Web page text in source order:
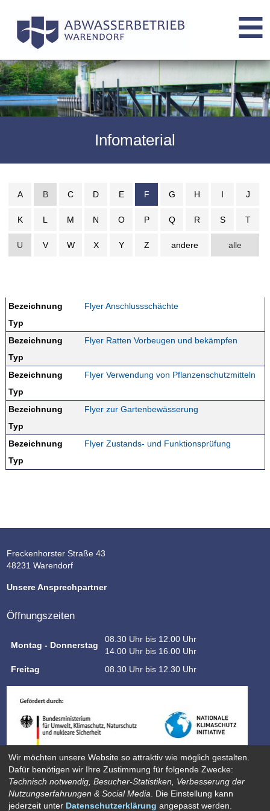
Infomaterial
alle
A B C D E F G H I J
K L M N O P Q R S T
U V W X Y Z andere
Typ
Bezeichnung Flyer Anschlussschächte
Typ
Bezeichnung Flyer Ratten Vorbeugen und bekämpfen
Typ
Bezeichnung Flyer Verwendung von Pflanzenschutzmitteln
Typ
Bezeichnung Flyer zur Gartenbewässerung
Typ
Bezeichnung Flyer Zustands- und Funktionsprüfung
Freckenhorster Straße 43
48231 Warendorf
Unsere Ansprechpartner
Öffnungszeiten
Montag - Donnerstag
08.30 Uhr bis 12.00 Uhr
14.00 Uhr bis 16.00 Uhr
Freitag
08.30 Uhr bis 12.30 Uhr
Wir möchten unsere Website so attraktiv wie möglich gestalten.
Dafür benötigen wir Ihre Zustimmung für folgende Zwecke:
Technisch notwendig, Besucher-Statistiken, Verbesserung der
Nutzungserfahrungen & Social Media . Die Einstellung kann
jederzeit unter Datenschutzerklärung angepasst werden.